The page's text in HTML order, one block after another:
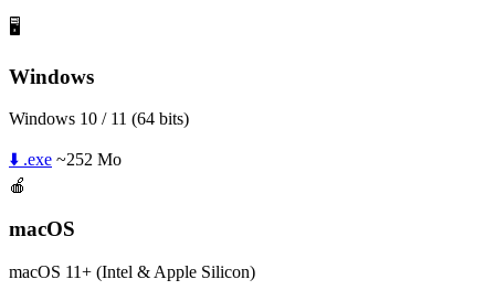
🖥️
Windows
Windows 10 / 11 (64 bits)
⬇️ .exe ~252 Mo
🍎
macOS
macOS 11+ (Intel & Apple Silicon)